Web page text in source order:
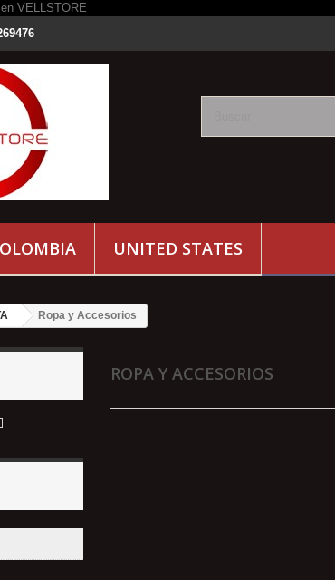
UNITED STATES
Ropa y Accesorios
ROPA Y ACCESORIOS